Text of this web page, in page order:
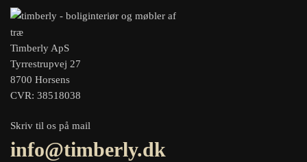
Timberly ApS
Tyrrestrupvej 27
8700 Horsens
CVR: 38518038
Skriv til os på mail
info@timberly.dk